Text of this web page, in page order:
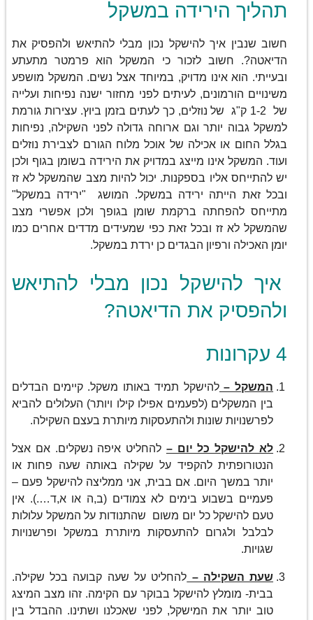
תהליך הירידה במשקל
חשוב שנבין איך להישקל נכון מבלי להתיאש ולהפסיק את
הדיאטה?. חשוב לזכור כי המשקל הוא פרמטר מתעתע
ובעייתי. הוא אינו מדויק, במיוחד אצל נשים. המשקל מושפע
משינויים הורמונים, לעיתים לפני מחזור ישנה נפיחות ועלייה
של 1-2 ק"ג של נוזלים, כך לעתים בזמן ביוץ. עצירות גורמת
למשקל גבוה יותר וגם ארוחה גדולה לפני השקילה, נפיחות
בגלל החום או אכילה של אוכל מלוח הגורם לצבירת נוזלים
ועוד. המשקל אינו מייצג במדויק את הירידה בשומן בגוף ולכן
יש להתייחס אליו בספקנות. יכול להיות מצב שהמשקל לא זז
ובכל זאת הייתה ירידה במשקל. המושג "ירידה במשקל"
מתייחס להפחתה ברקמת שומן בגופך ולכן אפשרי מצב
שהמשקל לא זז ובכל זאת כפי שמעידים מדדים אחרים כמו
יומן האכילה ורפיון הבגדים כן ירדת במשקל.
איך להישקל נכון מבלי להתיאש
ולהפסיק את הדיאטה?
4 עקרונות
המשקל –להישקל תמיד באותו משקל. קיימים הבדלים
בין המשקלים (לפעמים אפילו קילו ויותר) העלולים להביא
לפרשנויות שונות ולהתעסקות מיותרת בעצם השקילה.
לא להישקל כל יום – להחליט איפה נשקלים. אם אצל
הנטורופתית להקפיד על שקילה באותה שעה פחות או
יותר במשך היום. אם בבית, אני ממליצה להישקל פעם –
פעמיים בשבוע בימים לא צמודים (ב,ה או א,ד….). אין
טעם להישקל כל יום משום שהתנודות על המשקל עלולות
לבלבל ולגרום להתעסקות מיותרת במשקל ופרשנויות
שגויות.
שעת השקילה – להחליט על שעה קבועה בכל שקילה.
בבית- מומלץ להישקל בבוקר עם הקימה. זהו מצב המיצג
טוב יותר את המישקל, לפני שאכלנו ושתינו. ההבדל בין